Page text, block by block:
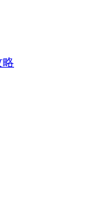
略